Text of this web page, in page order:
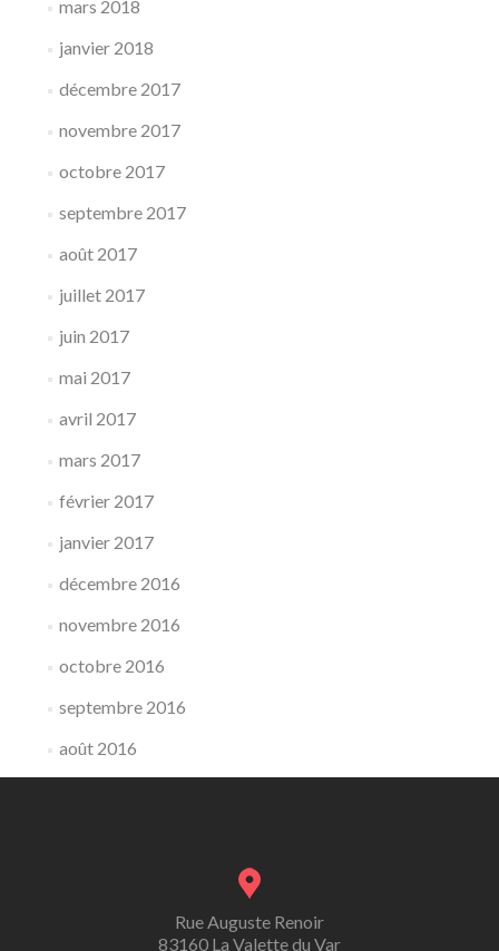
mars 2018
janvier 2018
décembre 2017
novembre 2017
octobre 2017
septembre 2017
août 2017
juillet 2017
juin 2017
mai 2017
avril 2017
mars 2017
février 2017
janvier 2017
décembre 2016
novembre 2016
octobre 2016
septembre 2016
août 2016
Rue Auguste Renoir
83160 La Valette du Var